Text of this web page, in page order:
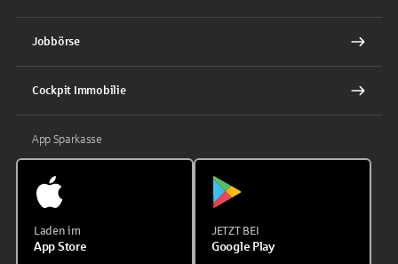
Jobbörse
Cockpit Immobilie
App Sparkasse
Laden im
App Store
JETZT BEI
Google Play